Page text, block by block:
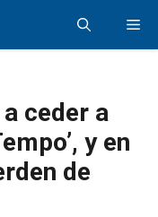
ceder a
y en
de